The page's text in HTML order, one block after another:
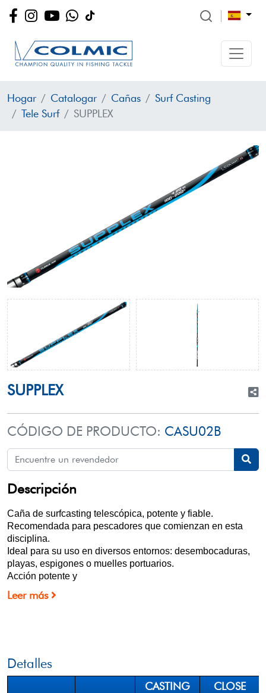
Hogar Catalogar Cañas
Surf Casting
Tele Surf
SUPPLEX
SUPPLEX
CÓDIGO DE PRODUCTO: CASU02B
Descripción
Caña de surfcasting telescópica, potente y fiable.
Recomendada para pescadores que comienzan en esta
disciplina.
Ideal para su uso en diversos entornos: desembocaduras,
playas, espigones o muelles portuarios.
Acción potente y
Leer más
Detalles
CASTING
CLOSE